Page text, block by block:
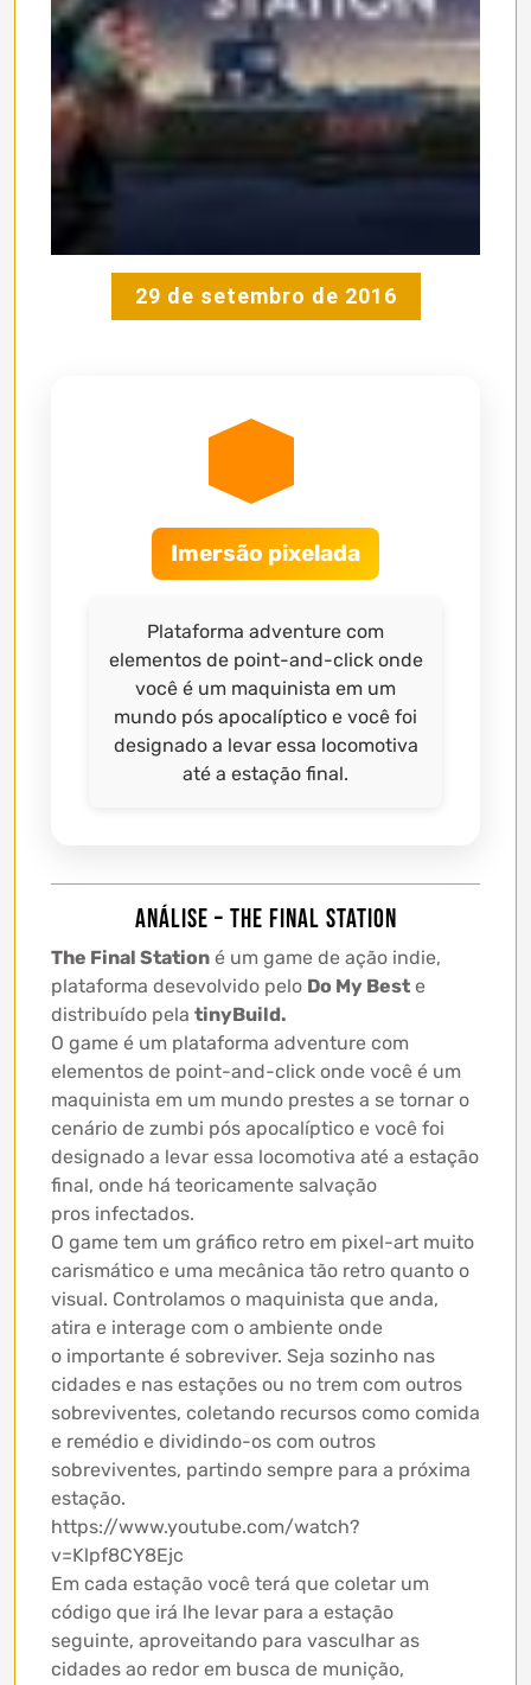
29 de setembro de 2016
Imersão pixelada
Plataforma adventure com
elementos de point-and-click onde
você é um maquinista em um
mundo pós apocalíptico e você foi
designado a levar essa locomotiva
até a estação final.
Análise – The Final Station
The Final Station é um game de ação indie,
plataforma desevolvido pelo Do My Best e
distribuído pela tinyBuild.
O game é um plataforma adventure com
elementos de point-and-click onde você é um
maquinista em um mundo prestes a se tornar o
cenário de zumbi pós apocalíptico e você foi
designado a levar essa locomotiva até a estação
final, onde há teoricamente salvação
pros infectados.
O game tem um gráfico retro em pixel-art muito
carismático e uma mecânica tão retro quanto o
visual. Controlamos o maquinista que anda,
atira e interage com o ambiente onde
o importante é sobreviver. Seja sozinho nas
cidades e nas estações ou no trem com outros
sobreviventes, coletando recursos como comida
e remédio e dividindo-os com outros
sobreviventes, partindo sempre para a próxima
estação.
https://www.youtube.com/watch?
v=Klpf8CY8Ejc
Em cada estação você terá que coletar um
código que irá lhe levar para a estação
seguinte, aproveitando para vasculhar as
cidades ao redor em busca de munição,